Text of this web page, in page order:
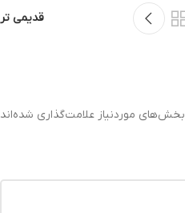
قدیمی تر
بخش‌های موردنیاز علامت‌گذاری شده‌اند